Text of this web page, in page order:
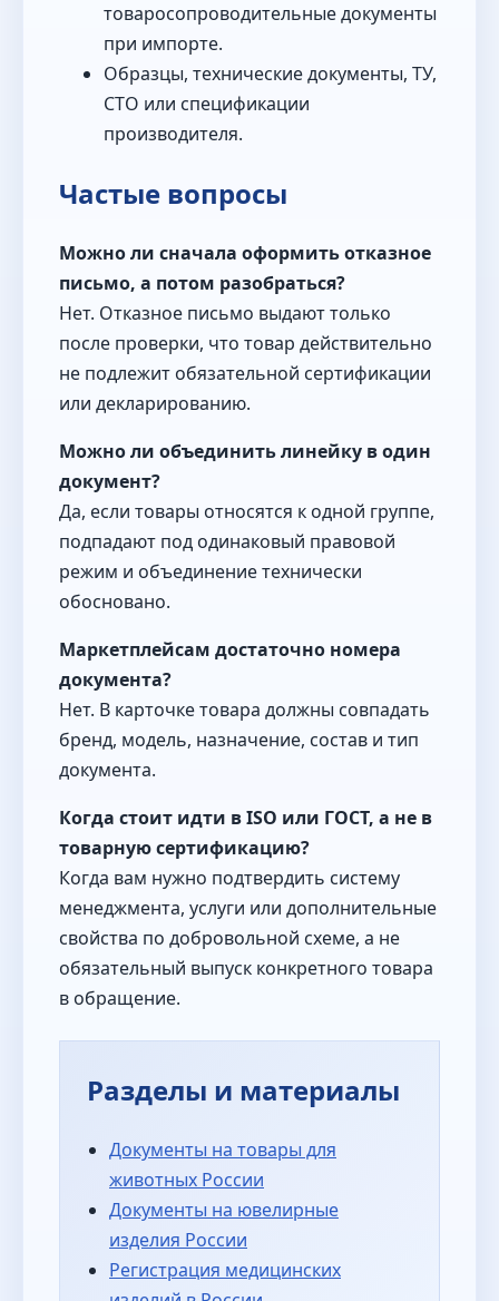
товаросопроводительные документы
при импорте.
Образцы, технические документы, ТУ,
СТО или спецификации
производителя.
Частые вопросы
Можно ли сначала оформить отказное
письмо, а потом разобраться?
Нет. Отказное письмо выдают только
после проверки, что товар действительно
не подлежит обязательной сертификации
или декларированию.
Можно ли объединить линейку в один
документ?
Да, если товары относятся к одной группе,
подпадают под одинаковый правовой
режим и объединение технически
обосновано.
Маркетплейсам достаточно номера
документа?
Нет. В карточке товара должны совпадать
бренд, модель, назначение, состав и тип
документа.
Когда стоит идти в ISO или ГОСТ, а не в
товарную сертификацию?
Когда вам нужно подтвердить систему
менеджмента, услуги или дополнительные
свойства по добровольной схеме, а не
обязательный выпуск конкретного товара
в обращение.
Разделы и материалы
Документы на товары для
животных России
Документы на ювелирные
изделия России
Регистрация медицинских